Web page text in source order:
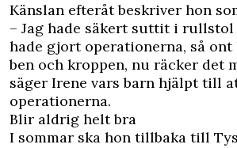
Känslan efteråt beskriver hon
– Jag hade säkert suttit i
hade gjort operationerna, så ont
ben och kroppen, nu räcker det
säger Irene vars barn hjälpt till
operationerna.
Blir aldrig helt bra
I sommar ska hon tillbaka till